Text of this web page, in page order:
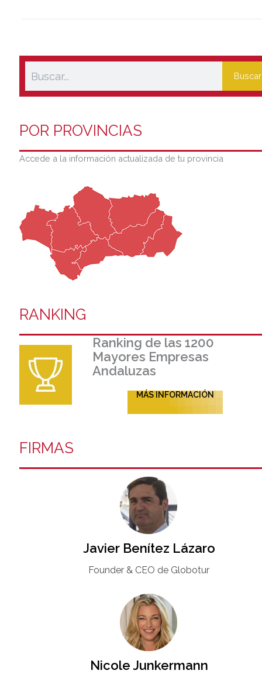
Buscar
POR PROVINCIAS
Accede a la información actualizada de tu provincia
RANKING
Ranking de las 1200
Mayores Empresas
Andaluzas
MÁS INFORMACIÓN
FIRMAS
Javier Benítez Lázaro
Founder & CEO de Globotur​
Nicole Junkermann​